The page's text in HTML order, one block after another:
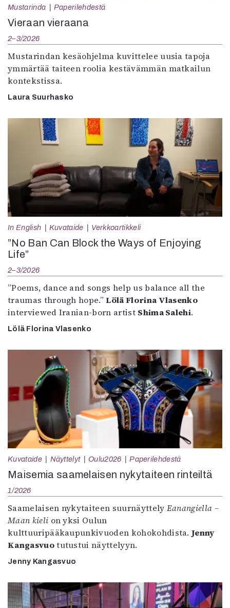
Mustarinda Paperilehdestä
Vieraan vieraana
2–3/2026
Mustarindan kesäohjelma kuvittelee uusia tapoja
ymmärtää taiteen roolia kestävämmän matkailun
kontekstissa.
Laura Suurhasko
In English Kuvataide Verkkoartikkeli
”No Ban Can Block the Ways of Enjoying
Life”
2–3/2026
”Poems, dance and songs help us balance all the
traumas through hope.”Lölä Florina Vlasenko
interviewed Iranian-born artist Shima Salehi.
Lölä Florina Vlasenko
Kuvataide Näyttelyt Oulu2026 Paperilehdestä
Maisemia saamelaisen nykytaiteen rinteiltä
1/2026
Saamelaisen nykytaiteen suurnäyttely Eanangiella –
Maan kieli on yksi Oulun
kulttuuripääkaupunkivuoden kohokohdista.Jenny
Kangasvuotutustui näyttelyyn.
Jenny Kangasvuo